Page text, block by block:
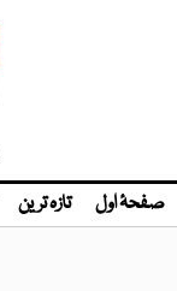
صفحۂ اول تازہ ترین